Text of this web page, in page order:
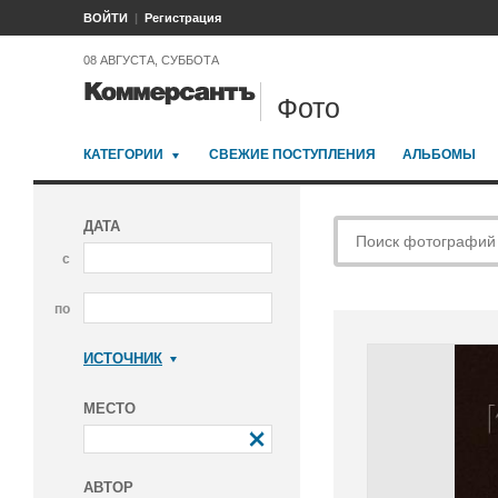
ВОЙТИ Регистрация
08 АВГУСТА, СУББОТА
Фото
КАТЕГОРИИ СВЕЖИЕ ПОСТУПЛЕНИЯ АЛЬБОМЫ
ДАТА
с
по
ИСТОЧНИК
МЕСТО
АВТОР